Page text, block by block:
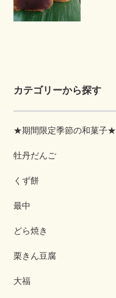
カテゴリーから探す
★期間限定季節の和菓子★
牡丹だんご
くず餅
最中
どら焼き
栗きん豆腐
大福